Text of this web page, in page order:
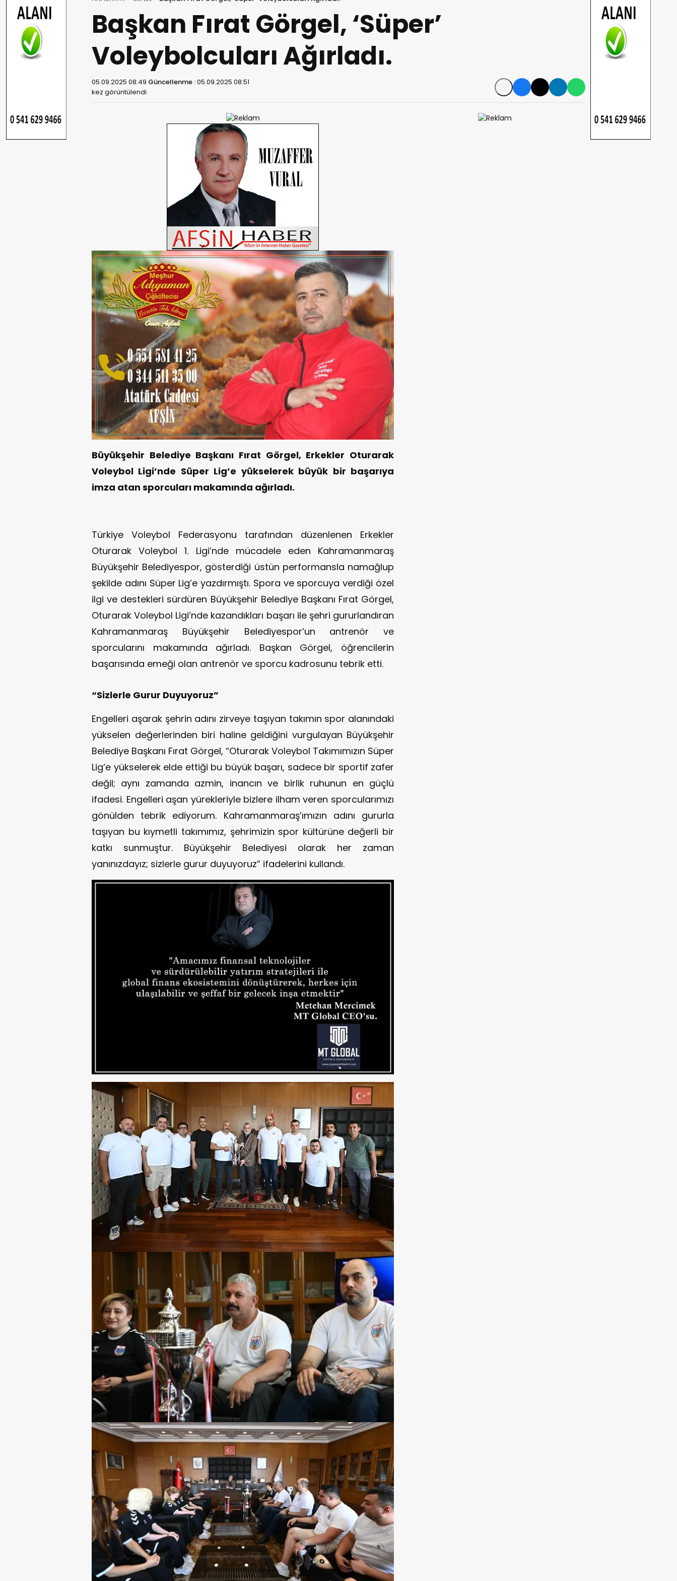
Başkan Fırat Görgel, ‘Süper’
Voleybolcuları Ağırladı.
05.09.2025 08:49 Güncellenme :05.09.2025 08:51
kez görüntülendi
Büyükşehir Belediye Başkanı Fırat Görgel, Erkekler Oturarak
Voleybol Ligi’nde Süper Lig’e yükselerek büyük bir başarıya
imza atan sporcuları makamında ağırladı.
Türkiye Voleybol Federasyonu tarafından düzenlenen Erkekler
Oturarak Voleybol 1. Ligi’nde mücadele eden Kahramanmaraş
Büyükşehir Belediyespor, gösterdiği üstün performansla namağlup
şekilde adını Süper Lig’e yazdırmıştı. Spora ve sporcuya verdiği özel
ilgi ve destekleri sürdüren Büyükşehir Belediye Başkanı Fırat Görgel,
Oturarak Voleybol Ligi’nde kazandıkları başarı ile şehri gururlandıran
Kahramanmaraş Büyükşehir Belediyespor’un antrenör ve
sporcularını makamında ağırladı. Başkan Görgel, öğrencilerin
başarısında emeği olan antrenör ve sporcu kadrosunu tebrik etti.
“Sizlerle Gurur Duyuyoruz”
Engelleri aşarak şehrin adını zirveye taşıyan takımın spor alanındaki
yükselen değerlerinden biri haline geldiğini vurgulayan Büyükşehir
Belediye Başkanı Fırat Görgel, “Oturarak Voleybol Takımımızın Süper
Lig’e yükselerek elde ettiği bu büyük başarı, sadece bir sportif zafer
değil; aynı zamanda azmin, inancın ve birlik ruhunun en güçlü
ifadesi. Engelleri aşan yürekleriyle bizlere ilham veren sporcularımızı
gönülden tebrik ediyorum. Kahramanmaraş’ımızın adını gururla
taşıyan bu kıymetli takımımız, şehrimizin spor kültürüne değerli bir
katkı sunmuştur. Büyükşehir Belediyesi olarak her zaman
yanınızdayız; sizlerle gurur duyuyoruz” ifadelerini kullandı.